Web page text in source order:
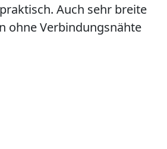
Auch sehr breite
ohne Verbindungsnähte